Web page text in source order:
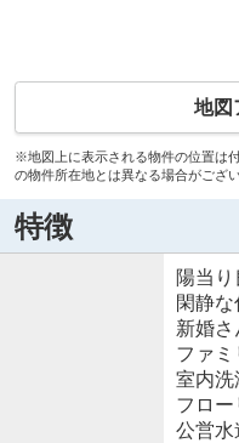
地図
※地図上に表示される物件の位置は
の物件所在地とは異なる場合がござい
特徴
陽当り
閑静
新婚さ
ファミ
室内洗
フロー
公営水